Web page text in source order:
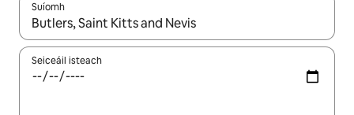
Suíomh
Nuair a bheidh torthaí ar fáil, déan nascleanúint le
Seiceáil isteach